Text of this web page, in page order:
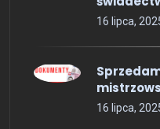
16 lipca,
16 lipca,